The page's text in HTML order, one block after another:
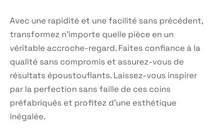
Avec une rapidité et une facilité sans précédent,
transformez n'importe quelle pièce en un
véritable accroche-regard. Faites confiance à la
qualité sans compromis et assurez-vous de
résultats époustouflants. Laissez-vous inspirer
par la perfection sans faille de ces coins
préfabriqués et profitez d'une esthétique
inégalée.